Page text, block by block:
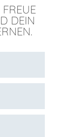
DEIN